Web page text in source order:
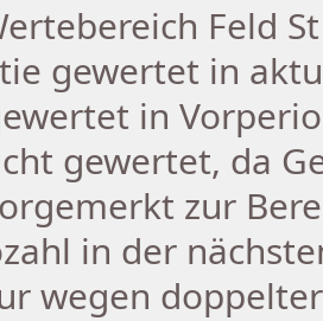
Feld
gewertet in
in
gewertet, da
zur
in der
wegen